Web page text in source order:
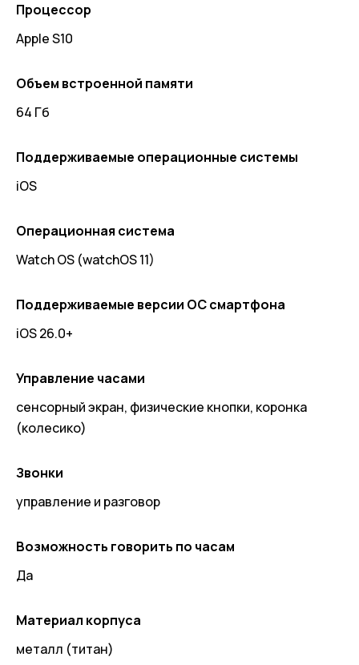
Процессор
Apple S10
Объем встроенной памяти
64 Гб
Поддерживаемые операционные системы
iOS
Операционная система
Watch OS (watchOS 11)
Поддерживаемые версии ОС смартфона
iOS 26.0+
Управление часами
сенсорный экран, физические кнопки, коронка
(колесико)
Звонки
управление и разговор
Возможность говорить по часам
Да
Материал корпуса
металл (титан)